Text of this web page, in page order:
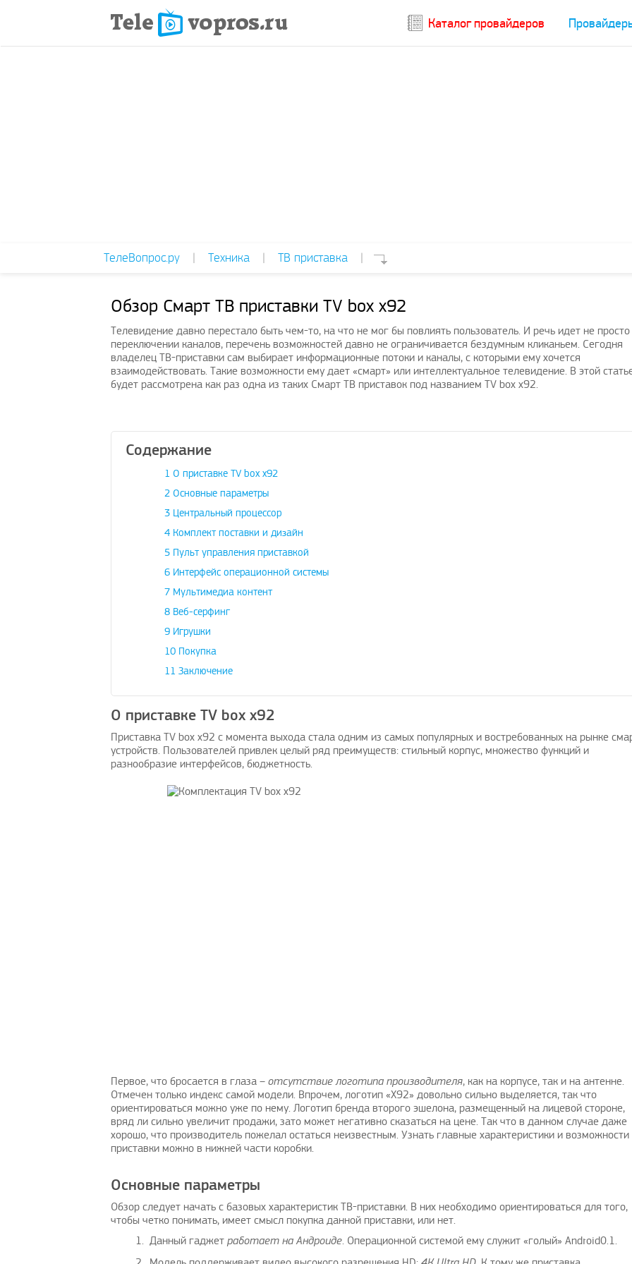
Каталог провайдеров
ТелеВопрос.ру | Техника | ТВ приставка |
Георгий | 16.8.2023
Михаил | 14.3.2021
Обзор Смарт ТВ приставки TV box x92
Телевидение давно перестало быть чем-то, на что не мог бы повлиять пользователь. И речь идет не
переключении каналов, перечень возможностей давно не ограничивается бездумным кликаньем. Сегодня
владелец ТВ-приставки сам выбирает информационные потоки и каналы, с которыми ему хочется
взаимодействовать. Такие возможности ему дает «смарт» или интеллектуальное телевидение. В этой
будет рассмотрена как раз одна из таких Смарт ТВ приставок под названием TV box x92.
Содержание
1 О приставке TV box x92
2 Основные параметры
3 Центральный процессор
4 Комплект поставки и дизайн
5 Пульт управления приставкой
6 Интерфейс операционной системы
7 Мультимедиа контент
8 Веб-серфинг
9 Игрушки
10 Покупка
11 Заключение
О приставке TV box x92
Приставка TV box x92 с момента выхода стала одним из самых популярных и востребованных на рынке
устройств. Пользователей привлек целый ряд преимуществ: стильный корпус, множество функций и
разнообразие интерфейсов, бюджетность.
Первое, что бросается в глаза – отсутствие логотипа производителя, как на корпусе, так и на антенне.
Отмечен только индекс самой модели. Впрочем, логотип «Х92» довольно сильно выделяется, так что
ориентироваться можно уже по нему. Логотип бренда второго эшелона, размещенный на лицевой стороне,
вряд ли сильно увеличит продажи, зато может негативно сказаться на цене. Так что в данном случае даже
хорошо, что производитель пожелал остаться неизвестным. Узнать главные характеристики и возможности
приставки можно в нижней части коробки.
Основные параметры
Обзор следует начать с базовых характеристик ТВ-приставки. В них необходимо ориентироваться для того,
чтобы четко понимать, имеет смысл покупка данной приставки, или нет.
Данный гаджет работает на Андроиде. Операционной системой ему служит «голый» Android0.1.